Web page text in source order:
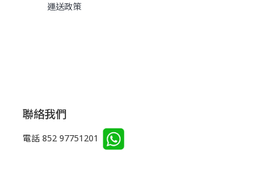
運送政策
聯絡我們
電話 852 97751201